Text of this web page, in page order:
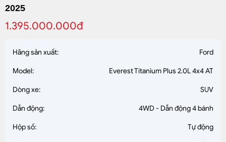
2025
1.395.000.000đ
Hãng sản xuất: Ford
Model: Everest Titanium Plus 2.0L 4x4 AT
Dòng xe: SUV
Dẫn động: 4WD - Dẫn động 4 bánh
Hộp số: Tự động